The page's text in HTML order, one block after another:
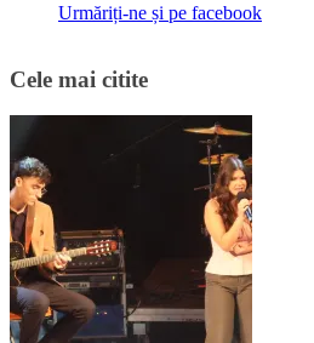
Urmăriți-ne și pe facebook
Cele mai citite